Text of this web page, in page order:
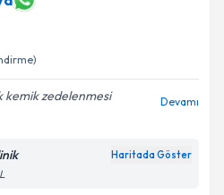
kemik zedelenmesi
Devamı
Haritada Göster